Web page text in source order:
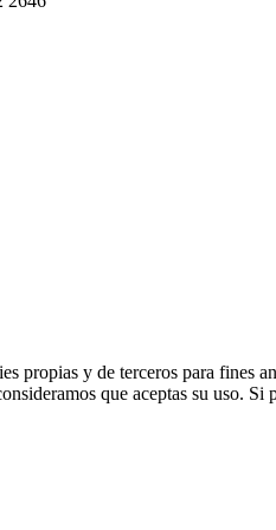
propias y de terceros para fines
que aceptas su uso.